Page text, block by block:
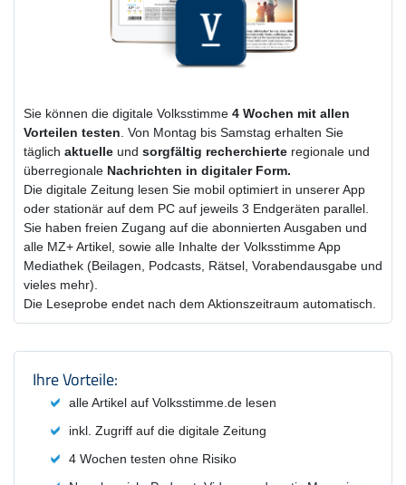
Sie können die digitale Volksstimme 4 Wochen mit allen
Vorteilen testen . Von Montag bis Samstag erhalten Sie
täglich aktuelle und sorgfältig recherchierte regionale und
überregionale Nachrichten in digitaler Form.
Die digitale Zeitung lesen Sie mobil optimiert in unserer App
oder stationär auf dem PC auf jeweils 3 Endgeräten parallel.
Sie haben freien Zugang auf die abonnierten Ausgaben und
alle MZ+ Artikel, sowie alle Inhalte der Volksstimme App
Mediathek (Beilagen, Podcasts, Rätsel, Vorabendausgabe und
vieles mehr).
Die Leseprobe endet nach dem Aktionszeitraum automatisch.
Produktzusammenfassung und
Ihre Vorteile:
alle Artikel auf Volksstimme.de lesen
inkl. Zugriff auf die digitale Zeitung
4 Wochen testen ohne Risiko